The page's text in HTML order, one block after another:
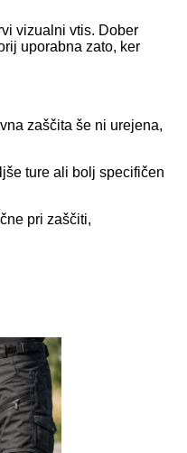
vizualni vtis. Dober
uporabna zato, ker
zaščita še ni urejena,
ture ali bolj specifičen
pri zaščiti,